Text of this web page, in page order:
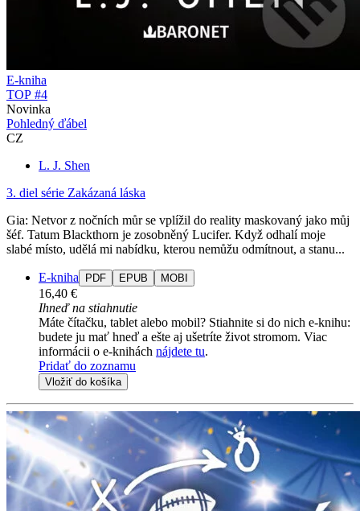
E-kniha
TOP #4
Novinka
Pohledný ďábel
CZ
L. J. Shen
3. diel série Zakázaná láska
Gia: Netvor z nočních můr se vplížil do reality maskovaný jako můj
šéf. Tatum Blackthorn je zosobněný Lucifer. Když odhalí moje
slabé místo, udělá mi nabídku, kterou nemůžu odmítnout, a stanu...
E-kniha PDF EPUB MOBI
16,40 €
Ihneď na stiahnutie
Máte čítačku, tablet alebo mobil? Stiahnite si do nich e-knihu:
budete ju mať hneď a ešte aj ušetríte život stromom. Viac
informácii o e-knihách nájdete tu.
Pridať do zoznamu
Vložiť do košíka